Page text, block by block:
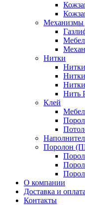
Механизмы
Нитки
Нить
Клей
Поролон
О компании
Доставка и оплата
Контакты